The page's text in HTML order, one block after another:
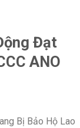
Đạt
ANO
Bị Bảo Hộ Lao